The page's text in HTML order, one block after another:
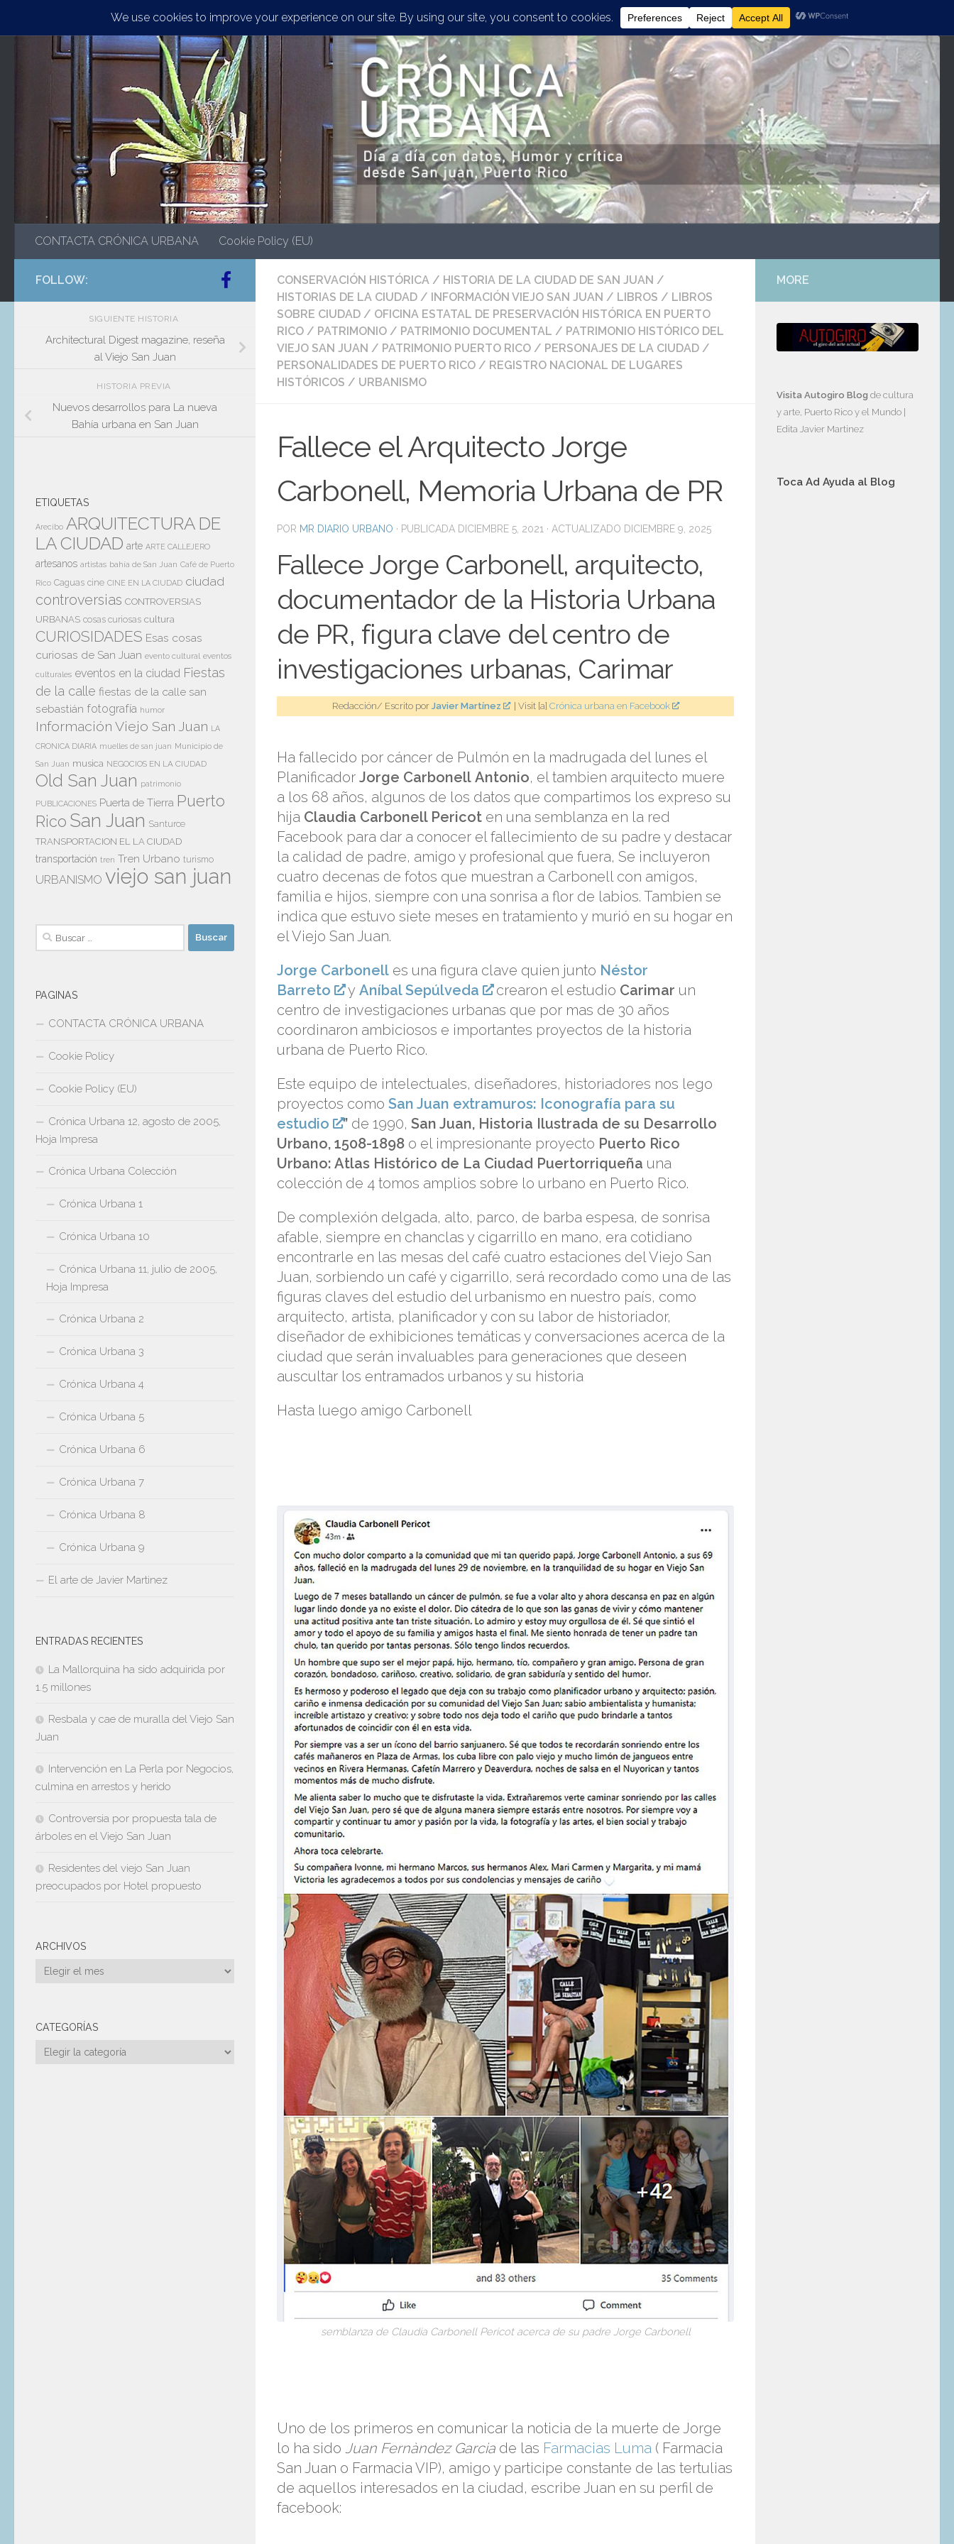
Saltar al contenido
CONTACTA CRÓNICA URBANA Cookie Policy (EU)
CONSERVACIÓN HISTÓRICA / HISTORIA DE LA CIUDAD DE SAN JUAN /
HISTORIAS DE LA CIUDAD / INFORMACIÓN VIEJO SAN JUAN / LIBROS / LIBROS
SOBRE CIUDAD / OFICINA ESTATAL DE PRESERVACIÓN HISTÓRICA EN PUERTO
RICO / PATRIMONIO / PATRIMONIO DOCUMENTAL / PATRIMONIO HISTÓRICO DEL
VIEJO SAN JUAN / PATRIMONIO PUERTO RICO / PERSONAJES DE LA CIUDAD /
PERSONALIDADES DE PUERTO RICO / REGISTRO NACIONAL DE LUGARES
HISTÓRICOS / URBANISMO
Fallece el Arquitecto Jorge
Carbonell, Memoria Urbana de PR
POR MR DIARIO URBANO · PUBLICADA DICIEMBRE 5, 2021 · ACTUALIZADO DICIEMBRE 9, 2025
Fallece Jorge Carbonell, arquitecto,
documentador de la Historia Urbana
de PR, figura clave del centro de
investigaciones urbanas, Carimar
Redacción/ Escrito por Javier Martínez | Visit [a] Crónica urbana en Facebook
Ha fallecido por cáncer de Pulmón en la madrugada del lunes el
Planificador Jorge Carbonell Antonio, el tambien arquitecto muere
a los 68 años, algunos de los datos que compartimos los expreso su
hija Claudia Carbonell Pericot en una semblanza en la red
Facebook para dar a conocer el fallecimiento de su padre y destacar
la calidad de padre, amigo y profesional que fuera, Se incluyeron
cuatro decenas de fotos que muestran a Carbonell con amigos,
familia e hijos, siempre con una sonrisa a flor de labios. Tambien se
indica que estuvo siete meses en tratamiento y murió en su hogar en
el Viejo San Juan.
Jorge Carbonell es una figura clave quien junto Néstor
Barreto
yAníbal Sepúlveda crearon el estudio Carimar un
centro de investigaciones urbanas que por mas de 30 años
coordinaron ambiciosos e importantes proyectos de la historia
urbana de Puerto Rico.
Este equipo de intelectuales, diseñadores, historiadores nos lego
proyectos como San Juan extramuros: Iconografía para su
estudio
” de 1990,San Juan, Historia Ilustrada de su Desarrollo
Urbano, 1508-1898 o el impresionante proyecto Puerto Rico
Urbano: Atlas Histórico de La Ciudad Puertorriqueña una
colección de 4 tomos amplios sobre lo urbano en Puerto Rico.
De complexión delgada, alto, parco, de barba espesa, de sonrisa
afable, siempre en chanclas y cigarrillo en mano, era cotidiano
encontrarle en las mesas del café cuatro estaciones del Viejo San
Juan, sorbiendo un café y cigarrillo, será recordado como una de las
figuras claves del estudio del urbanismo en nuestro país, como
arquitecto, artista, planificador y con su labor de historiador,
diseñador de exhibiciones temáticas y conversaciones acerca de la
ciudad que serán invaluables para generaciones que deseen
auscultar los entramados urbanos y su historia
Hasta luego amigo Carbonell
semblanza de Claudia Carbonell Pericot acerca de su padre Jorge Carbonell
Uno de los primeros en comunicar la noticia de la muerte de Jorge
lo ha sido Juan Fernàndez Garcia de las Farmacias Luma ( Farmacia
San Juan o Farmacia VIP), amigo y participe constante de las tertulias
de aquellos interesados en la ciudad, escribe Juan en su perfil de
facebook:
FOLLOW:
SIGUIENTE HISTORIA
Architectural Digest magazine, reseña
al Viejo San Juan
HISTORIA PREVIA
Nuevos desarrollos para La nueva
Bahía urbana en San Juan
ETIQUETAS
Arecibo ARQUITECTURA DE
LA CIUDAD arte ARTE CALLEJERO
artesanos artistas bahía de San Juan Café de Puerto
Rico Caguas cine CINE EN LA CIUDAD ciudad
controversias CONTROVERSIAS
URBANAS cosas curiosas cultura
CURIOSIDADES Esas cosas
curiosas de San Juan evento cultural eventos
culturales eventos en la ciudad Fiestas
de la calle fiestas de la calle san
sebastián fotografía humor
Información Viejo San Juan LA
CRONICA DIARIA muelles de san juan Municipio de
San Juan musica NEGOCIOS EN LA CIUDAD
Old San Juan patrimonio
PUBLICACIONES Puerta de Tierra Puerto
Rico San Juan Santurce
TRANSPORTACION EL LA CIUDAD
transportación tren Tren Urbano turismo
URBANISMO viejo san juan
Buscar:
PAGINAS
CONTACTA CRÓNICA URBANA
Cookie Policy
Cookie Policy (EU)
Crónica Urbana 12, agosto de 2005,
Hoja Impresa
Crónica Urbana Colección
Crónica Urbana 1
Crónica Urbana 10
Crónica Urbana 11, julio de 2005,
Hoja Impresa
Crónica Urbana 2
Crónica Urbana 3
Crónica Urbana 4
Crónica Urbana 5
Crónica Urbana 6
Crónica Urbana 7
Crónica Urbana 8
Crónica Urbana 9
El arte de Javier Martinez
ENTRADAS RECIENTES
La Mallorquina ha sido adquirida por
1.5 millones
Resbala y cae de muralla del Viejo San
Juan
Intervención en La Perla por Negocios,
culmina en arrestos y herido
Controversia por propuesta tala de
árboles en el Viejo San Juan
Residentes del viejo San Juan
preocupados por Hotel propuesto
ARCHIVOS
Archivos
CATEGORÍAS
Categorías
MORE
Visita Autogiro Blog de cultura
y arte, Puerto Rico y el Mundo |
Edita Javier Martinez
Toca Ad Ayuda al Blog